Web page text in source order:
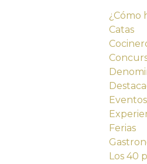
¿Cómo
Catas
Eventos
Ferias
Los 40